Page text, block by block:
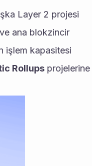
Layer 2 projesi
ana blokzincir
işlem kapasitesi
Rollups projelerine